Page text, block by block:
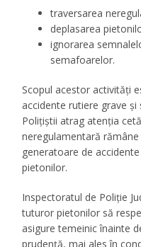
traversarea
deplasarea
ignorarea
semafoarelor.
Scopul acestor activități
accidente rutiere grave
Polițiștii atrag atenția
neregulamentară
generatoare de
pietonilor.
Inspectoratul de Poliție
tuturor pietonilor să
asigure temeinic înainte
prudență, mai ales în